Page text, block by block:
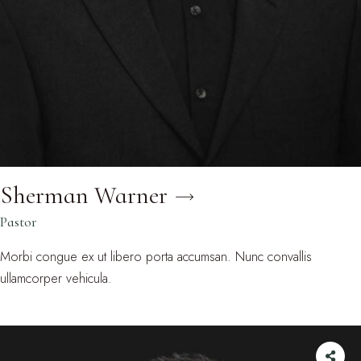
Sherman Warner
Pastor
Morbi congue ex ut libero porta accumsan. Nunc convallis
ullamcorper vehicula.